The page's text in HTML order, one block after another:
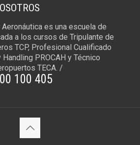
es una escuela de
a los cursos de Tripulante de
TCP, Profesional Cualificado
PROCAH y Técnico
TECA. /
100 405